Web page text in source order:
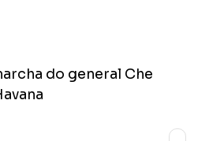
do general CheCumpriu: